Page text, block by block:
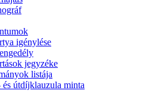
igénylése
jegyzéke
listája
és útdíjklauzula minta